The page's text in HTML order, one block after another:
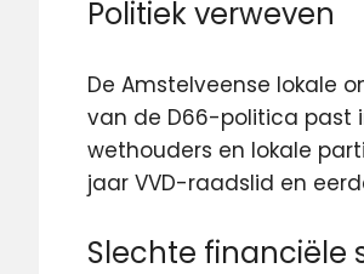
Politiek verweven
De Amstelveense lokale
van de D66-politica past
wethouders en lokale
jaar VVD-raadslid en
Slechte financiële